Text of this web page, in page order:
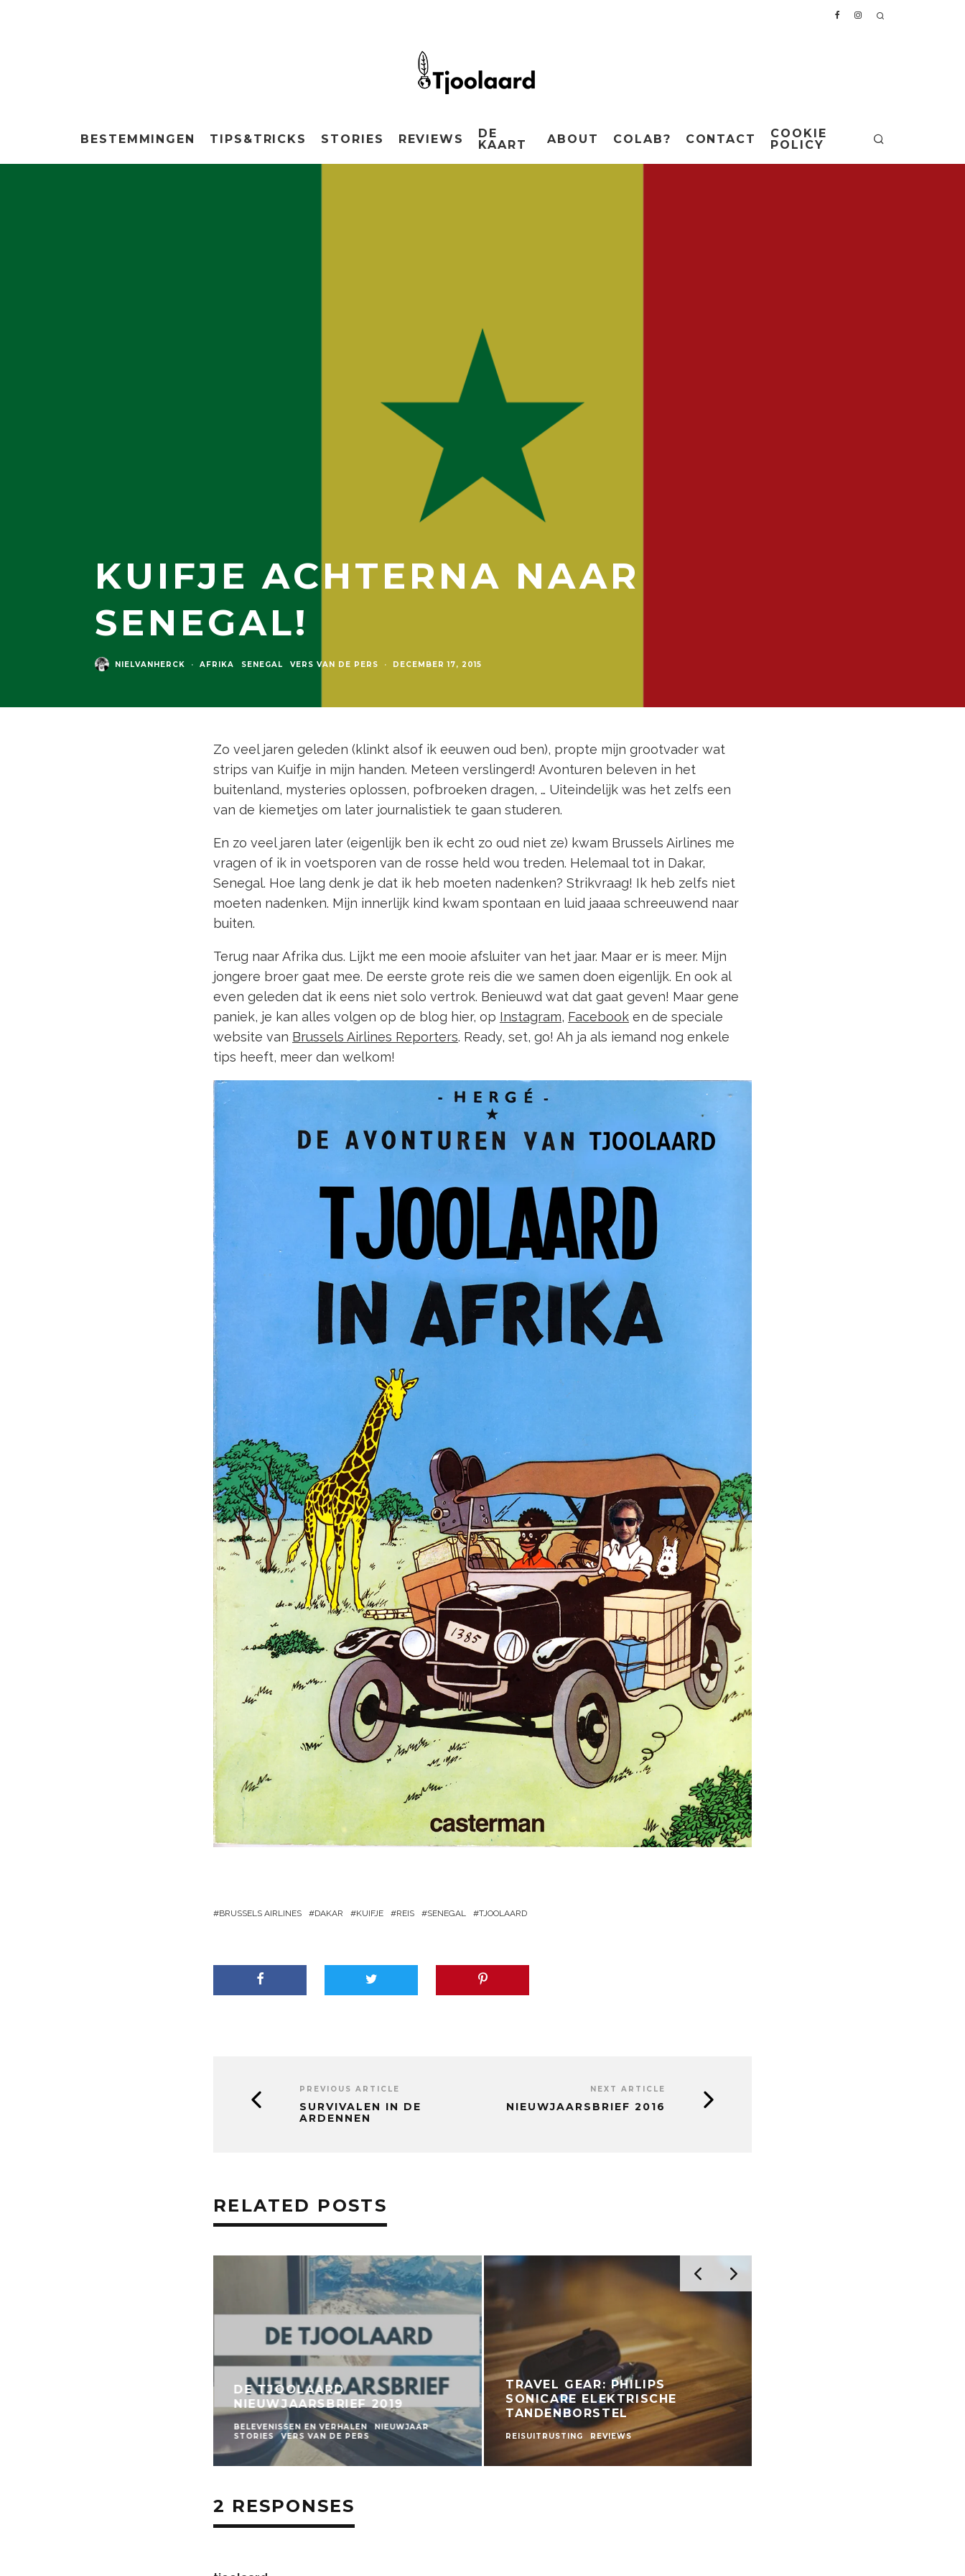
BESTEMMINGEN TIPS&TRICKS STORIES REVIEWS
DE
KAART
ABOUT COLAB? CONTACT
COOKIE
POLICY
KUIFJE ACHTERNA NAAR
SENEGAL!
NIELVANHERCK · AFRIKA SENEGAL VERS VAN DE PERS · DECEMBER 17, 2015
Zo veel jaren geleden (klinkt alsof ik eeuwen oud ben), propte mijn grootvader wat
strips van Kuifje in mijn handen. Meteen verslingerd! Avonturen beleven in het
buitenland, mysteries oplossen, pofbroeken dragen, … Uiteindelijk was het zelfs een
van de kiemetjes om later journalistiek te gaan studeren.
En zo veel jaren later (eigenlijk ben ik echt zo oud niet ze) kwam Brussels Airlines me
vragen of ik in voetsporen van de rosse held wou treden. Helemaal tot in Dakar,
Senegal. Hoe lang denk je dat ik heb moeten nadenken? Strikvraag! Ik heb zelfs niet
moeten nadenken. Mijn innerlijk kind kwam spontaan en luid jaaaa schreeuwend naar
buiten.
Terug naar Afrika dus. Lijkt me een mooie afsluiter van het jaar. Maar er is meer. Mijn
jongere broer gaat mee. De eerste grote reis die we samen doen eigenlijk. En ook al
even geleden dat ik eens niet solo vertrok. Benieuwd wat dat gaat geven! Maar gene
paniek, je kan alles volgen op de blog hier, op Instagram, Facebook en de speciale
website van Brussels Airlines Reporters. Ready, set, go! Ah ja als iemand nog enkele
tips heeft, meer dan welkom!
BRUSSELS AIRLINES DAKAR KUIFJE REIS SENEGAL TJOOLAARD
PREVIOUS ARTICLE
SURVIVALEN IN DE
ARDENNEN
NEXT ARTICLE
NIEUWJAARSBRIEF 2016
RELATED POSTS
DE TJOOLAARD
NIEUWJAARSBRIEF 2019
BELEVENISSEN EN VERHALEN
NIEUWJAAR
STORIES
VERS VAN DE PERS
TRAVEL GEAR: PHILIPS
SONICARE ELEKTRISCHE
TANDENBORSTEL
REISUITRUSTING REVIEWS
2 RESPONSES